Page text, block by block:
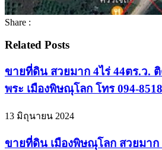
Share :
Related Posts
ขายที่ดิน สวยมาก 4ไร่ 44ตร.ว.
พระ เมืองพิษณุโลก โทร 094-
13 มิถุนายน 2024
ขายที่ดิน เมืองพิษณุโลก สวยมาก